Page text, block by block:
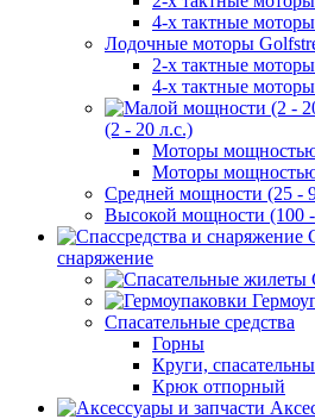
4-х тактные
Лодочные моторы
2-х тактные
4-х тактные
(2 - 20 л.с.)
Моторы
Моторы
Средней мощности (25 -
Высокой мощности (100
снаряжение
Спасательные средства
Горны
Круги,
Крюк отпорный